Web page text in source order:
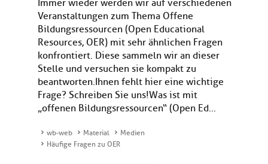
Immer wieder werden wir auf verschiedenen
Veranstaltungen zum Thema Offene
Bildungsressourcen (Open Educational
Resources, OER) mit sehr ähnlichen Fragen
konfrontiert. Diese sammeln wir an dieser
Stelle und versuchen sie kompakt zu
beantworten.Ihnen fehlt hier eine wichtige
Frage? Schreiben Sie uns!Was ist mit
„offenen Bildungsressourcen“ (Open Ed...
wb-web Material
Medien
Häufige Fragen zu OER